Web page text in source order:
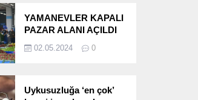
YAMANEVLER KAPALI
PAZAR ALANI AÇILDI
02.05.2024 0
Uykusuzluğa ‘en çok’